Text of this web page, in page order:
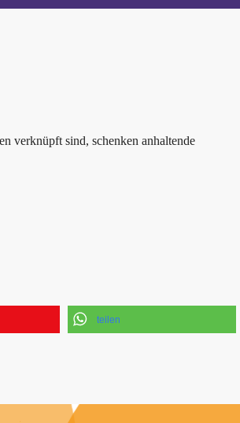
verknüpft sind, schenken anhaltende
teilen